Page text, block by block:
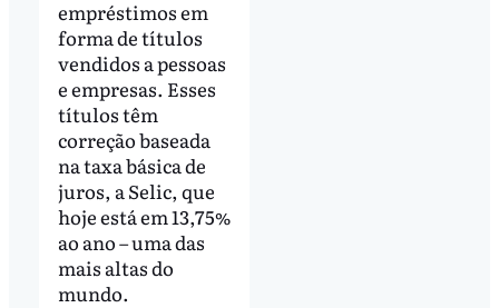
empréstimos em
forma de títulos
vendidos a pessoas
e empresas. Esses
títulos têm
correção baseada
na taxa básica de
juros, a Selic, que
hoje está em 13,75%
ao ano – uma das
mais altas do
mundo.